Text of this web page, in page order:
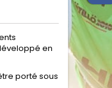
en
porté sous